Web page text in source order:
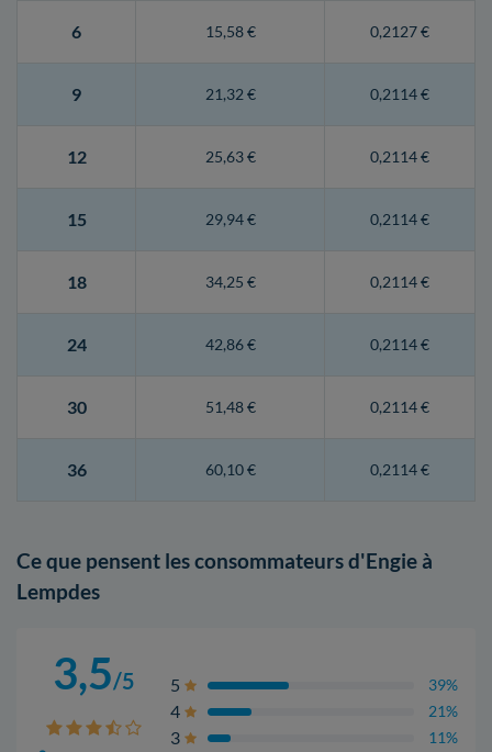
6 15,58 € 0,2127 €
9 21,32 € 0,2114 €
12 25,63 € 0,2114 €
15 29,94 € 0,2114 €
18 34,25 € 0,2114 €
24 42,86 € 0,2114 €
30 51,48 € 0,2114 €
36 60,10 € 0,2114 €
Ce que pensent les consommateurs d'Engie à
Lempdes
3,5/5 5 39%
4 21%
3 11%